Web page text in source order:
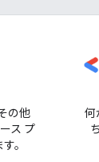
の他
ス プ
。
何